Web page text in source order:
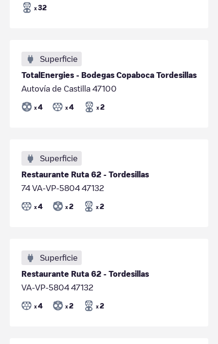
x 32
Superficie
TotalEnergies - Bodegas Copaboca Tordesillas
Autovía de Castilla 47100
x 4 x 4 x 2
Superficie
Restaurante Ruta 62 - Tordesillas
74 VA-VP-5804 47132
x 4 x 2 x 2
Superficie
Restaurante Ruta 62 - Tordesillas
VA-VP-5804 47132
x 4 x 2 x 2